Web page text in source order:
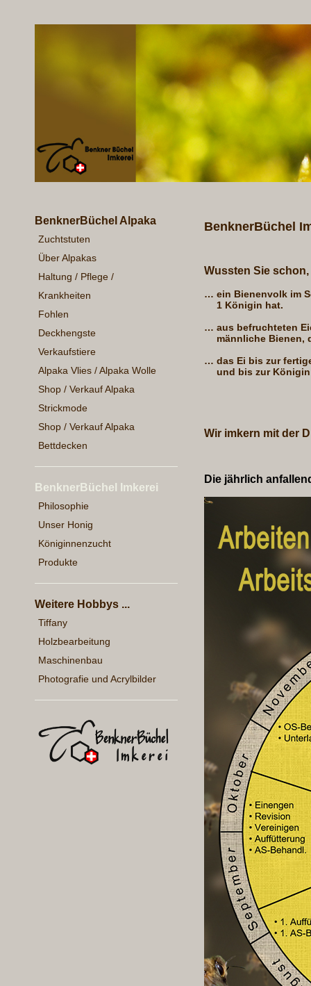
BenknerBüchel Alpaka
Zuchtstuten
Über Alpakas
Haltung / Pflege /
Krankheiten
Fohlen
Deckhengste
Verkaufstiere
Alpaka Vlies / Alpaka Wolle
Shop / Verkauf Alpaka
Strickmode
Shop / Verkauf Alpaka
Bettdecken
BenknerBüchel Imkerei
Philosophie
Unser Honig
Königinnenzucht
Produkte
Weitere Hobbys ...
Tiffany
Holzbearbeitung
Maschinenbau
Photografie und Acrylbilder
BenknerBüchel
Wussten Sie
… ein Bienenvolk im
1 Königin hat.
… aus befruchteten
männliche Bienen,
… das Ei bis zur
und bis zur
Wir imkern mit der
Die jährlich